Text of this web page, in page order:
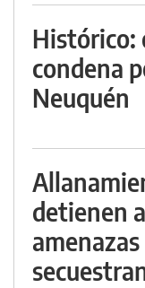
Histórico:
condena
Neuquén
detienen